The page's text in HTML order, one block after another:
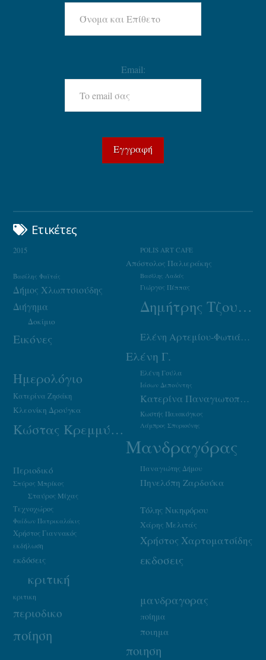
Email:
Ετικέτες
2015 POLIS ART CAFE
Απόστολος Παλιεράκης
Βασίλης Λαδάς
Βασίλης Φαϊτάς
Γιώργος Πέππας
Δήμος Χλωπτσιούδης
Δημήτρης Τζουμάκας
Διήγημα
Δοκίμιο
Εικόνες Ελένη Αρτεμίου-Φωτιάδου
Ελένη Γ.
Ελένη Γούλα
Ημερολόγιο Ιάσων Δεπούντης
Κατερίνα Ζησάκη Κατερίνα Παναγιωτοπούλου
Κλεονίκη Δρούγκα Κωστής Παπακόγκος
Κώστας Κρεμμύδας Λάμπρος Σπυριούνης
Μανδραγόρας
Παναγιώτης Δήμου
Περιοδικό
Πηνελόπη Ζαρδούκα
Σπύρος Μπρίκος
Σταύρος Μίχας
Τεχνοχώρος
Τόλης Νικηφόρου
Φαίδων Πατρικαλάκις Χάρης Μελιτάς
Χρήστος Γιαννακός
Χρήστος Χαρτοματσίδης
εκδήλωση
εκδοσεις
εκδόσεις
κριτική
κριτικη μανδραγορας
περιοδικο ποίημα
ποίηση ποιημα
ποιηση